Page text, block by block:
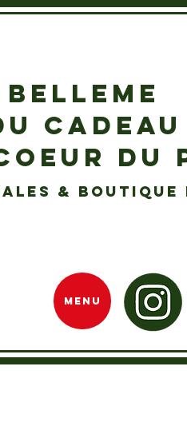
CADEAU
DU
& boutique
MENU